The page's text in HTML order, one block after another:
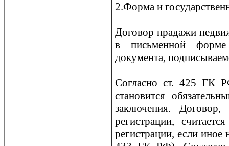
2.Форма и
Договор прадажи
в письменной форме
документа,
Согласно ст. 425 ГК
становится
заключения. Договор,
регистрации,
регистрации, если иное